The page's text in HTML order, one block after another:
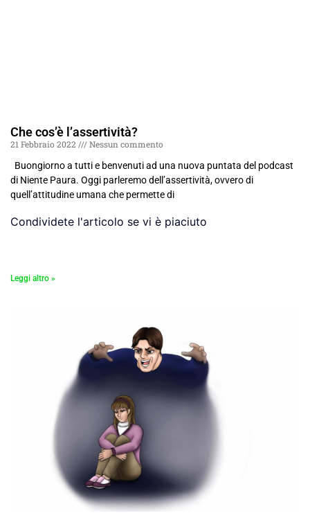
Che cos’è l’assertività?
21 Febbraio 2022
Nessun commento
Buongiorno a tutti e benvenuti ad una nuova puntata del podcast
di Niente Paura. Oggi parleremo dell’assertività, ovvero di
quell’attitudine umana che permette di
Condividete l'articolo se vi è piaciuto
Leggi altro »